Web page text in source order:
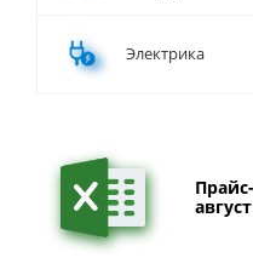
Электрика